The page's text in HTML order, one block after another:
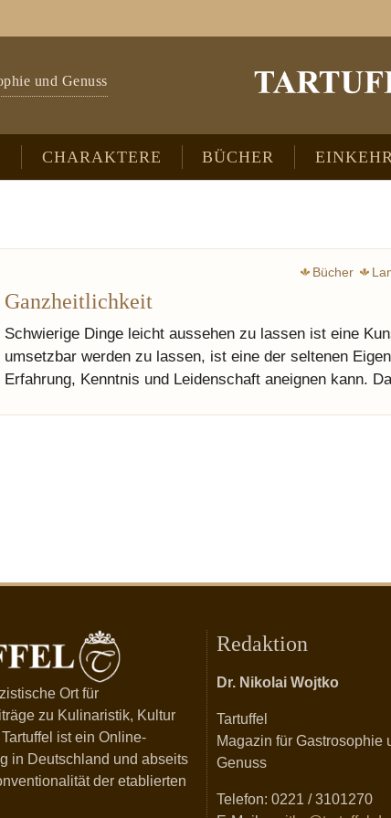
und Genuss
CHARAKTERE BÜCHER
Bücher
Ganzheitlichkeit
Schwierige Dinge leicht aussehen zu lassen ist eine
umsetzbar werden zu lassen, ist eine der seltenen
Erfahrung, Kenntnis und Leidenschaft aneignen kann.
Ort für
zu Kulinaristik, Kultur
ist ein Online-
in Deutschland und abseits
der etablierten
Redaktion
Dr. Nikolai Wojtko
Tartuffel
Magazin für Gastrosophie
Genuss
Telefon: 0221 / 3101270